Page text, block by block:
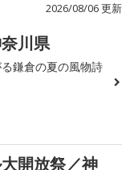
2026/08/06 更新
川県
鎌倉の夏の風物詩
開放祭／神